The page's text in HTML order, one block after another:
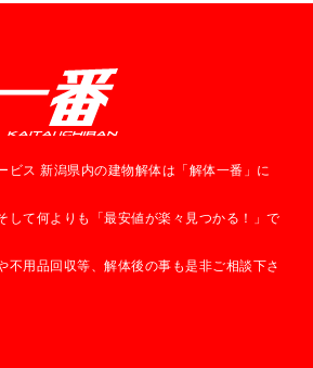
ビス 新潟県内の建物解体は「解体一番」に
して何よりも「最安値が楽々見つかる！」で
不用品回収等、解体後の事も是非ご相談下さ